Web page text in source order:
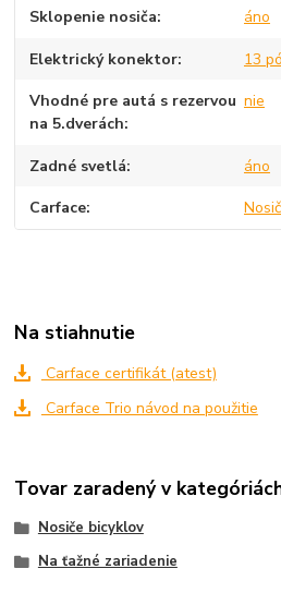
Sklopenie nosiča áno
Elektrický konektor 13
Vhodné pre autá s rezervou
na 5.dverách
nie
Zadné svetlá áno
Carface
Na stiahnutie
Carface certifikát (atest)
Carface Trio návod na použitie
Tovar zaradený v
Nosiče bicyklov
Na ťažné zariadenie